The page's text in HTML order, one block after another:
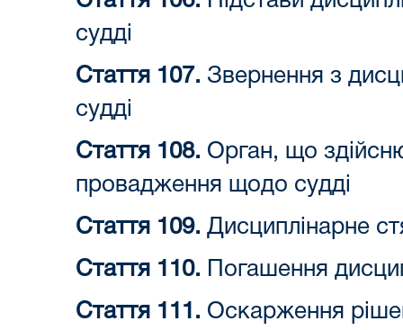
судді
Стаття 107. Звернення з
судді
Стаття 108. Орган, що
провадження щодо судді
Стаття 109. Дисциплінарне
Стаття 110. Погашення
Стаття 111. Оскарження